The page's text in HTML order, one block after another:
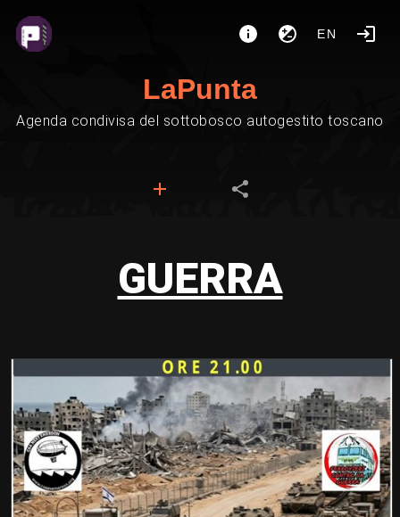
EN
LaPunta
Agenda condivisa del sottobosco autogestito toscano
GUERRA